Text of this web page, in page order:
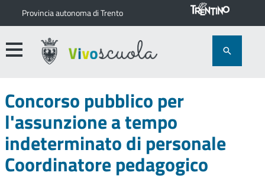
Provincia autonoma di Trento
Concorso pubblico per
l'assunzione a tempo
indeterminato di personale
Coordinatore pedagogico